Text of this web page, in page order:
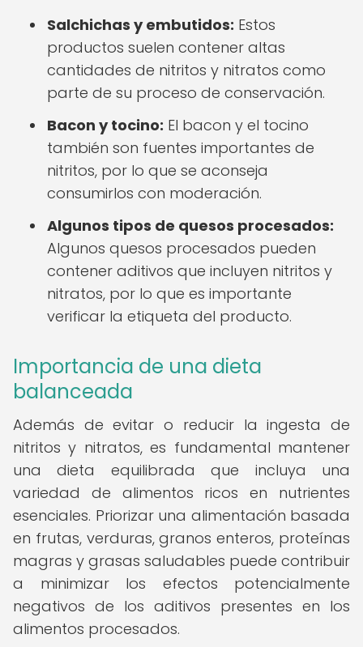
Salchichas y embutidos: Estos
productos suelen contener altas
cantidades de nitritos y nitratos como
parte de su proceso de conservación.
Bacon y tocino: El bacon y el tocino
también son fuentes importantes de
nitritos, por lo que se aconseja
consumirlos con moderación.
Algunos tipos de quesos procesados:
Algunos quesos procesados pueden
contener aditivos que incluyen nitritos y
nitratos, por lo que es importante
verificar la etiqueta del producto.
Importancia de una dieta
balanceada
Además de evitar o reducir la ingesta de
nitritos y nitratos, es fundamental mantener
una dieta equilibrada que incluya una
variedad de alimentos ricos en nutrientes
esenciales. Priorizar una alimentación basada
en frutas, verduras, granos enteros, proteínas
magras y grasas saludables puede contribuir
a minimizar los efectos potencialmente
negativos de los aditivos presentes en los
alimentos procesados.